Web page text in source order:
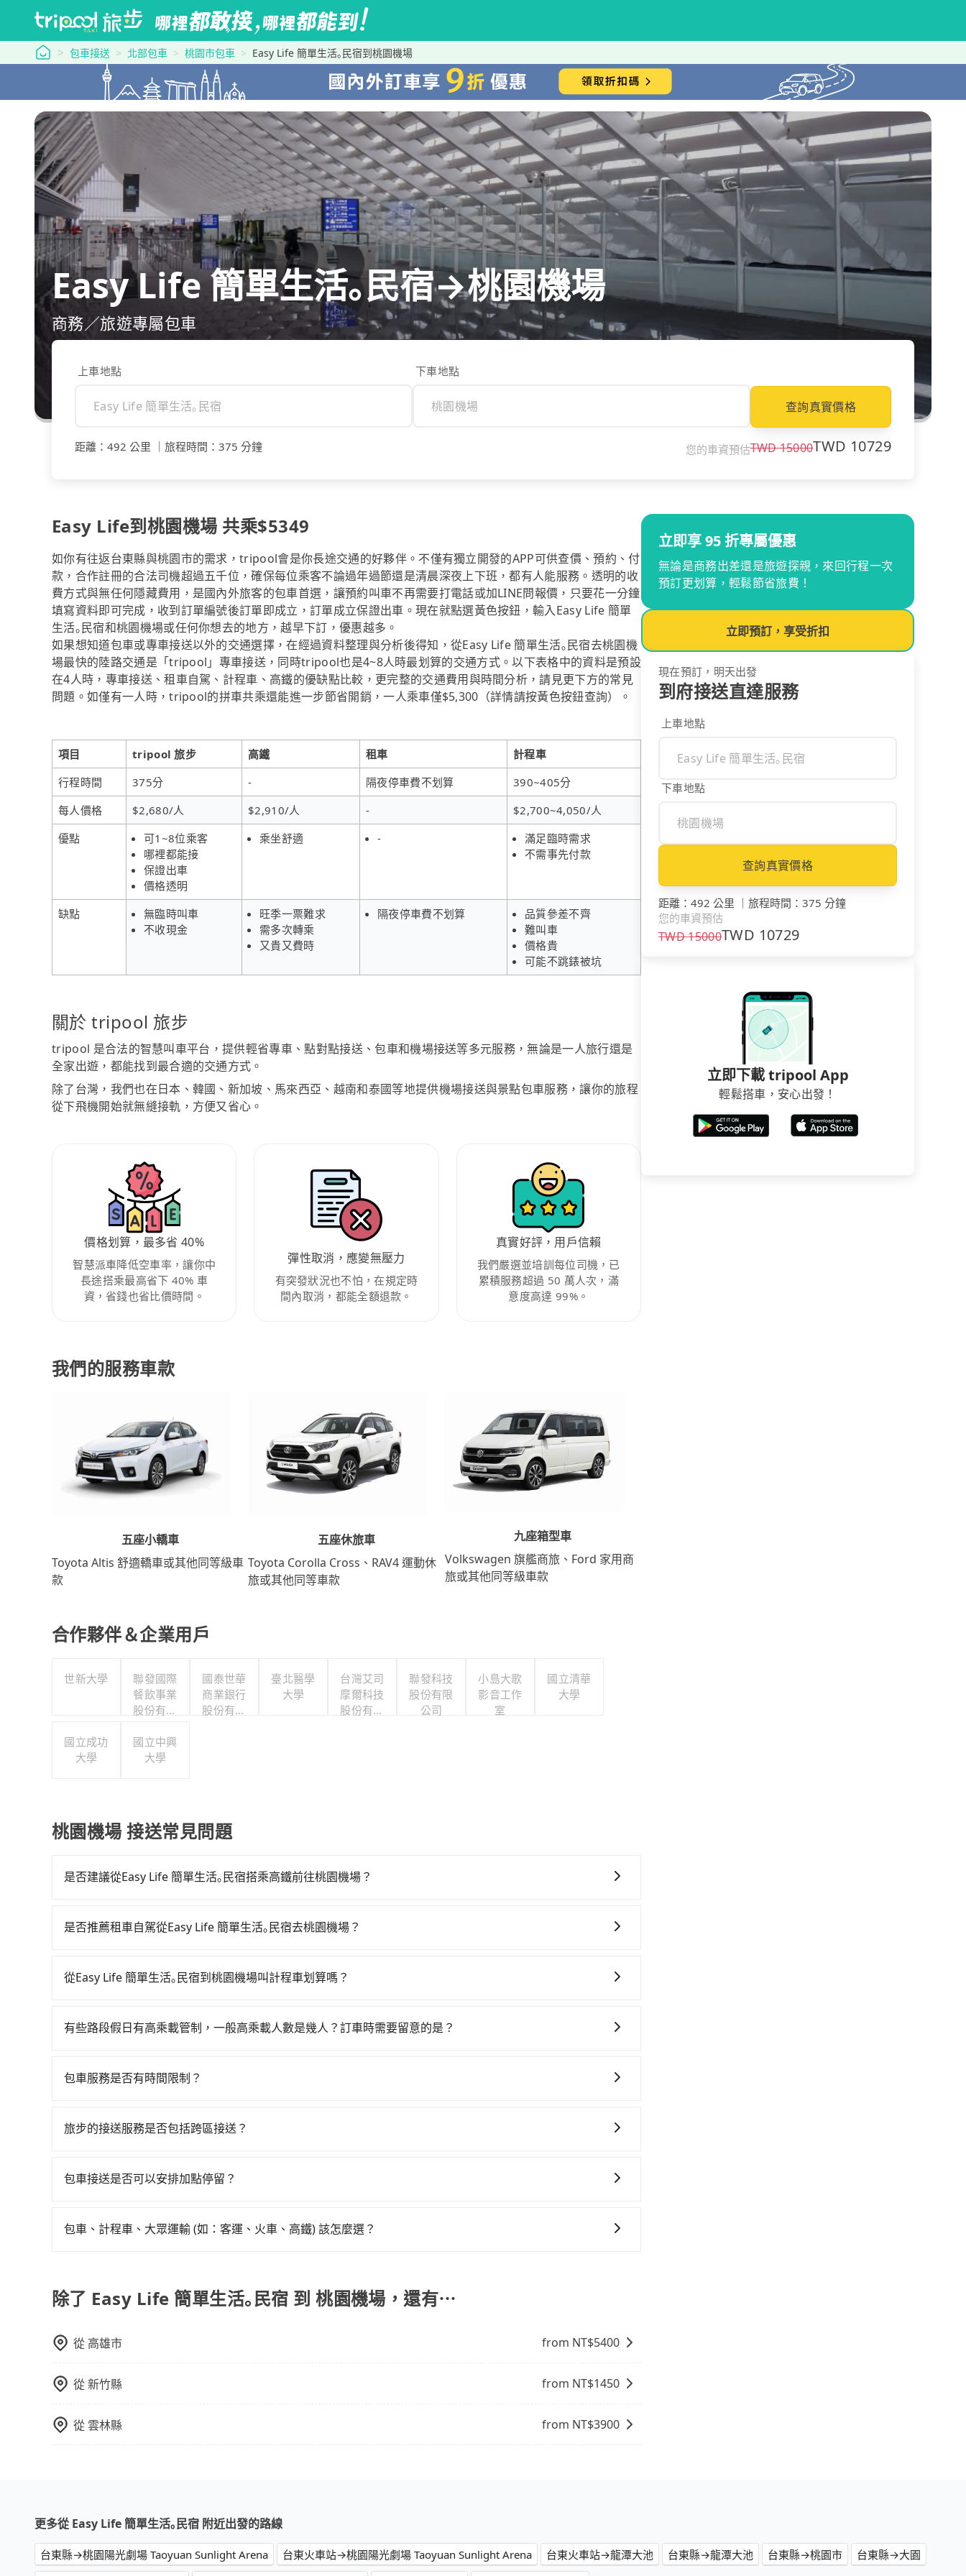
tripool 旅步
包車接送 北部包車 桃園市包車 Easy Life 簡單生活｡民宿到桃園機場
Easy Life 簡單生活｡民宿→桃園機場
商務／旅遊專屬包車
上車地點 下車地點
查詢真實價格
距離 ： 492 公里 旅程時間 ： 375 分鐘 您的車資預估TWD15000TWD 10729
Easy Life到桃園機場 共乘$5349
如你有往返台東縣與桃園市的需求，tripool會是你長途交通的好夥伴。不僅有獨立開發的APP可供查價、預約、付
款，合作註冊的合法司機超過五千位，確保每位乘客不論過年過節還是清晨深夜上下班，都有人能服務。透明的收
費方式與無任何隱藏費用，是國內外旅客的包車首選，讓預約叫車不再需要打電話或加LINE問報價，只要花一分鐘
填寫資料即可完成，收到訂單編號後訂單即成立，訂單成立保證出車。現在就點選黃色按鈕，輸入Easy Life 簡單
生活｡民宿和桃園機場或任何你想去的地方，越早下訂，優惠越多。
如果想知道包車或專車接送以外的交通選擇，在經過資料整理與分析後得知，從Easy Life 簡單生活｡民宿去桃園機
場最快的陸路交通是「tripool」專車接送，同時tripool也是4~8人時最划算的交通方式。以下表格中的資料是預設
在4人時，專車接送、租車自駕、計程車、高鐵的優缺點比較，更完整的交通費用與時間分析，請見更下方的常見
問題。如僅有一人時，tripool的拼車共乘還能進一步節省開銷，一人乘車僅$5,300（詳情請按黃色按鈕查詢）。
項目 tripool 旅步 高鐵 租車
計程車
行程時間
375分 - 隔夜停車費不划算
390~405分
每人價格
$2,680/人 $2,910/人 -
$2,700~4,050/人
優點
可1~8位乘客
哪裡都能接
保證出車
價格透明
乘坐舒適 -
滿足臨時需求
不需事先付款
缺點
無臨時叫車
不收現金
旺季一票難求
需多次轉乘
又貴又費時
隔夜停車費不划算
品質參差不齊
難叫車
價格貴
可能不跳錶被坑
關於 tripool 旅步
tripool 是合法的智慧叫車平台，提供輕省專車、點對點接送、包車和機場接送等多元服務，無論是一人旅行還是
全家出遊，都能找到最合適的交通方式。
除了台灣，我們也在日本、韓國、新加坡、馬來西亞、越南和泰國等地提供機場接送與景點包車服務，讓你的旅程
從下飛機開始就無縫接軌，方便又省心。
價格划算，最多省 40%
智慧派車降低空車率，讓你中
長途搭乘最高省下 40% 車
資，省錢也省比價時間。
彈性取消，應變無壓力
有突發狀況也不怕，在規定時
間內取消，都能全額退款。
真實好評，用戶信賴
我們嚴選並培訓每位司機，已
累積服務超過 50 萬人次，滿
意度高達 99%。
我們的服務車款
五座小轎車
Toyota Altis 舒適轎車或其他同等級車
款
五座休旅車
Toyota Corolla Cross、RAV4 運動休
旅或其他同等車款
九座箱型車
Volkswagen 旗艦商旅、Ford 家用商
旅或其他同等級車款
合作夥伴＆企業用戶
世新大學
聯發國際
餐飲事業
股份有限
國泰世華
商業銀行
股份有限
臺北醫學
大學
台灣艾司
摩爾科技
股份有限
聯發科技
股份有限
公司
小島大歌
影音工作
室
國立清華
大學
國立成功
大學
國立中興
大學
桃園機場 接送常見問題
是否建議從Easy Life 簡單生活｡民宿搭乘高鐵前往桃園機場？
05:50一直到21:54，左營-桃園一天最多有58班次高鐵可搭乘。假設從Easy Life 簡單生活｡民宿 (台東縣台東市)
1,330元，再用5分鐘出站、等待車站前排班的計程車，搭上小黃後約花20分鐘、車費400元後，抵達桃園機場
小黃的難度是雙北大城市的400倍。縱使幸運攔到一輛小黃了，台東縣少部分小黃司機不按表收費，看乘客是外
車上，現在還不馬上來預約tripool！如果你是三人以下要乘車，也可參考tripool的拼車共乘服務，最多可再節
是否推薦租車自駕從Easy Life 簡單生活｡民宿去桃園機場？
停車費再加租車費可是不少錢。
從Easy Life 簡單生活｡民宿到桃園機場叫計程車划算嗎？
近的計程車隊，如山馬(三馬)計程車、台東機場計程車、山馬計程車等叫車看看。依照里程跳錶計算，價格約為
400倍之多。再加上台東縣有些計程車司機不按錶計費，約有47%會採現場議價，建議最好先上網預約，以免當
有些路段假日有高乘載管制，一般高乘載人數是幾人？訂車時需要留意的是？
種車輛可以通行：(一) 乘載3人(含駕駛和小孩)以上的小型車，(二) 大型客車，(三) 計程車，(四) 駕駛或乘客持有
包車服務是否有時間限制？
旅步的接送服務是否包括跨區接送？
舒適地送達台灣各地的目的地。
包車接送是否可以安排加點停留？
包車、計程車、大眾運輸 (如：客運、火車、高鐵) 該怎麼選？
且不介意耗時轉乘可選大眾運輸或較貴的計程車。 旅行人數：人數多時包車較方便舒適且每個人攤提下來的車資
也比較便宜，人數少可搭乘大眾運輸或計程車。 時間：需在特定時間到達目的地可選包車或計程車，不趕時間即
輸。
除了 Easy Life 簡單生活｡民宿 到 桃園機場，還有⋯
從 高雄市 from NT$5400
從新竹縣 from NT$1450
從雲林縣 from NT$3900
立即享 95 折專屬優惠
無論是商務出差還是旅遊探親，來回行程一次
預訂更划算，輕鬆節省旅費！
立即預訂，享受折扣
現在預訂，明天出發
到府接送直達服務
上車地點
下車地點
查詢真實價格
距離 ： 492 公里 ｜ 旅程時間 ： 375 分鐘
您的車資預估
TWD15000TWD 10729
立即下載 tripool App
輕鬆搭車，安心出發！
更多從 Easy Life 簡單生活｡民宿 附近出發的路線
台東縣→桃園陽光劇場 Taoyuan Sunlight Arena 台東火車站→桃園陽光劇場 Taoyuan Sunlight Arena 台東火車站→龍潭大池 台東縣→龍潭大池 台東縣→桃園市
台東縣→大園